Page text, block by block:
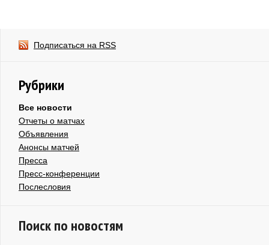
Подписаться на RSS
Рубрики
Все новости
Отчеты о матчах
Объявления
Анонсы матчей
Пресса
Пресс-конференции
Послесловия
Поиск по новостям